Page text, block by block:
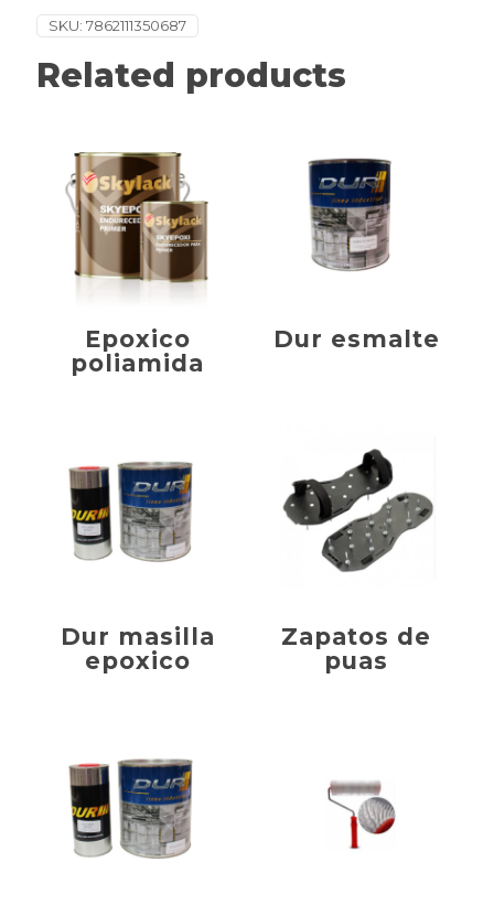
SKU: 7862111350687
Related products
Epoxico
poliamida
Dur esmalte
Dur masilla
epoxico
Zapatos de
puas